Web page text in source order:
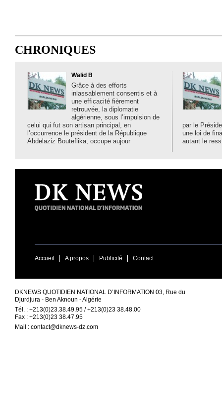
CHRONIQUES
Walid B
Grâce à des efforts
inlassablement consentis et à
une efficacité fièrement
retrouvée, la diplomatie
algérienne, sous l’impulsion de
celui qui fut son artisan principal, en
l’occurrence le président de la République
Abdelaziz Bouteflika, occupe aujour
par le
une loi de
autant le ress
Accueil A propos Publicité Contact
DKNEWS QUOTIDIEN NATIONAL D’INFORMATION 03, Rue du
Djurdjura - Ben Aknoun - Algérie
Tél. : +213(0)23.38.49.95 / +213(0)23 38.48.00
Fax : +213(0)23 38.47.95
Mail : contact@dknews-dz.com